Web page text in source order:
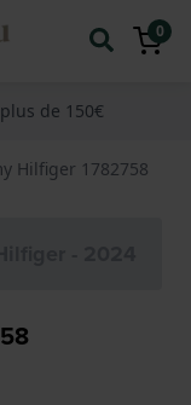
0
de 150€
Hilfiger 1782758